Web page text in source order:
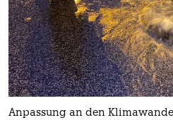
Anpassung an den